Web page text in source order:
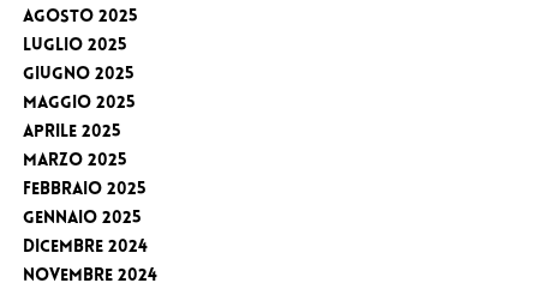
Agosto 2025
Luglio 2025
Giugno 2025
Maggio 2025
Aprile 2025
Marzo 2025
Febbraio 2025
Gennaio 2025
Dicembre 2024
Novembre 2024